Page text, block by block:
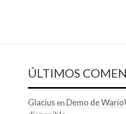
ÚLTIMOS
Glacius en Demo de